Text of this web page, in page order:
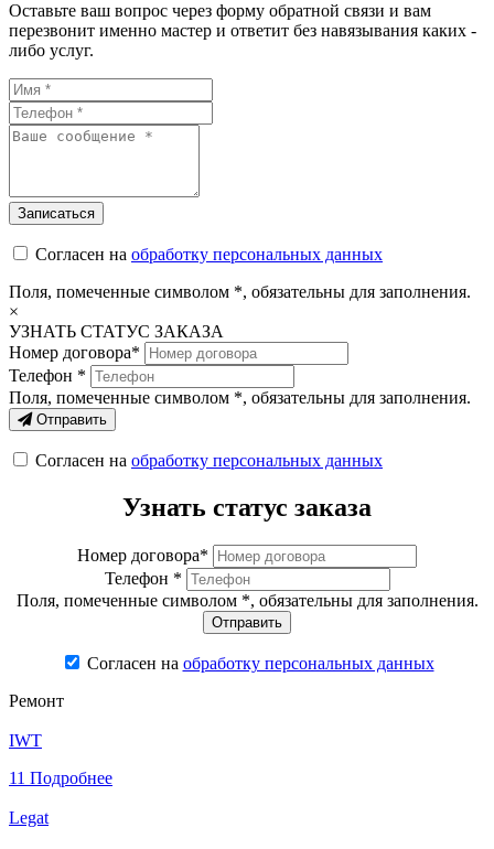
Оставьте ваш вопрос через форму обратной связи и вам
перезвонит именно мастер и ответит без навязывания каких -
либо услуг.
Согласен на обработку персональных данных
Поля, помеченные символом *, обязательны для заполнения.
×
УЗНАТЬ СТАТУС ЗАКАЗА
Номер договора*
Телефон *
Поля, помеченные символом *, обязательны для заполнения.
Отправить
Согласен на обработку персональных данных
Узнать статус заказа
Номер договора*
Телефон *
Поля, помеченные символом *, обязательны для заполнения.
Согласен на обработку персональных данных
Ремонт
IWT
11 Подробнее
Legat